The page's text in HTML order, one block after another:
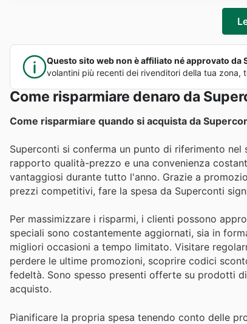
Questo sito web non è affiliato né approvato
volantini più recenti dei rivenditori della tua zona,
Come risparmiare denaro da
Come risparmiare quando si acquista da
Superconti si conferma un punto di riferimento
rapporto qualità-prezzo e una convenienza
vantaggiosi durante tutto l'anno. Grazie a
prezzi competitivi, fare la spesa da Superconti
Per massimizzare i risparmi, i clienti possono
speciali sono costantemente aggiornati, sia in
migliori occasioni a tempo limitato. Visitare
perdere le ultime promozioni, scoprire codici
fedeltà. Sono spesso presenti offerte su prodotti
acquisto.
Pianificare la propria spesa tenendo conto delle